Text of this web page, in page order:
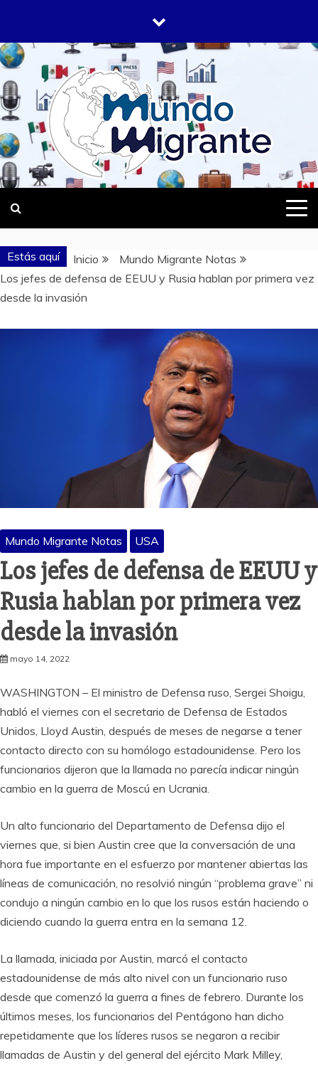
contenido
MUNDO
MIGRANTE
DONDE TODOS SOMOS MIGRANTES
Estás aquí Inicio
Mundo Migrante Notas
Los jefes de defensa de EEUU y Rusia hablan por primera vez
desde la invasión
Mundo Migrante Notas USA
Los jefes de defensa de EEUU y
Rusia hablan por primera vez
desde la invasión
mayo 14, 2022
WASHINGTON – El ministro de Defensa ruso, Sergei Shoigu,
habló el viernes con el secretario de Defensa de Estados
Unidos, Lloyd Austin, después de meses de negarse a tener
contacto directo con su homólogo estadounidense. Pero los
funcionarios dijeron que la llamada no parecía indicar ningún
cambio en la guerra de Moscú en Ucrania.
Un alto funcionario del Departamento de Defensa dijo el
viernes que, si bien Austin cree que la conversación de una
hora fue importante en el esfuerzo por mantener abiertas las
líneas de comunicación, no resolvió ningún “problema grave” ni
condujo a ningún cambio en lo que los rusos están haciendo o
diciendo cuando la guerra entra en la semana 12.
La llamada, iniciada por Austin, marcó el contacto
estadounidense de más alto nivel con un funcionario ruso
desde que comenzó la guerra a fines de febrero. Durante los
últimos meses, los funcionarios del Pentágono han dicho
repetidamente que los líderes rusos se negaron a recibir
llamadas de Austin y del general del ejército Mark Milley,